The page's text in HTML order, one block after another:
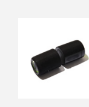
光のコントラ
ます。
明やベッドサ